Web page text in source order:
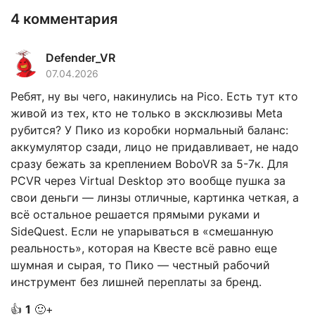
4 комментария
Defender_VR
07.04.2026
Ребят, ну вы чего, накинулись на Pico. Есть тут кто
живой из тех, кто не только в эксклюзивы Meta
рубится? У Пико из коробки нормальный баланс:
аккумулятор сзади, лицо не придавливает, не надо
сразу бежать за креплением BoboVR за 5-7к. Для
PCVR через Virtual Desktop это вообще пушка за
свои деньги — линзы отличные, картинка четкая, а
всё остальное решается прямыми руками и
SideQuest. Если не упарываться в «смешанную
реальность», которая на Квесте всё равно еще
шумная и сырая, то Пико — честный рабочий
инструмент без лишней переплаты за бренд.
👍 1 🙂+